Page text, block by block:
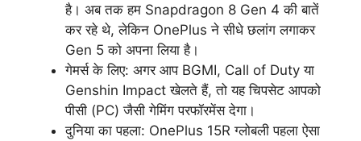
है। अब तक हम Snapdragon 8 Gen 4 की बातें
कर रहे थे, लेकिन OnePlus ने सीधे छलांग लगाकर
Gen 5 को अपना लिया है।
गेमर्स के लिए: अगर आप BGMI, Call of Duty या
Genshin Impact खेलते हैं, तो यह चिपसेट आपको
पीसी (PC) जैसी गेमिंग परफॉरमेंस देगा।
दुनिया का पहला: OnePlus 15R ग्लोबली पहला ऐसा